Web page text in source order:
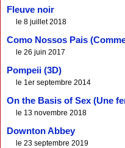
Fleuve noir
le 8 juillet 2018
Como Nossos Pais
le 26 juin 2017
Pompeii (3D)
le 1er septembre 2014
On the Basis of Sex (Une
le 13 novembre 2018
Downton Abbey
le 23 septembre 2019